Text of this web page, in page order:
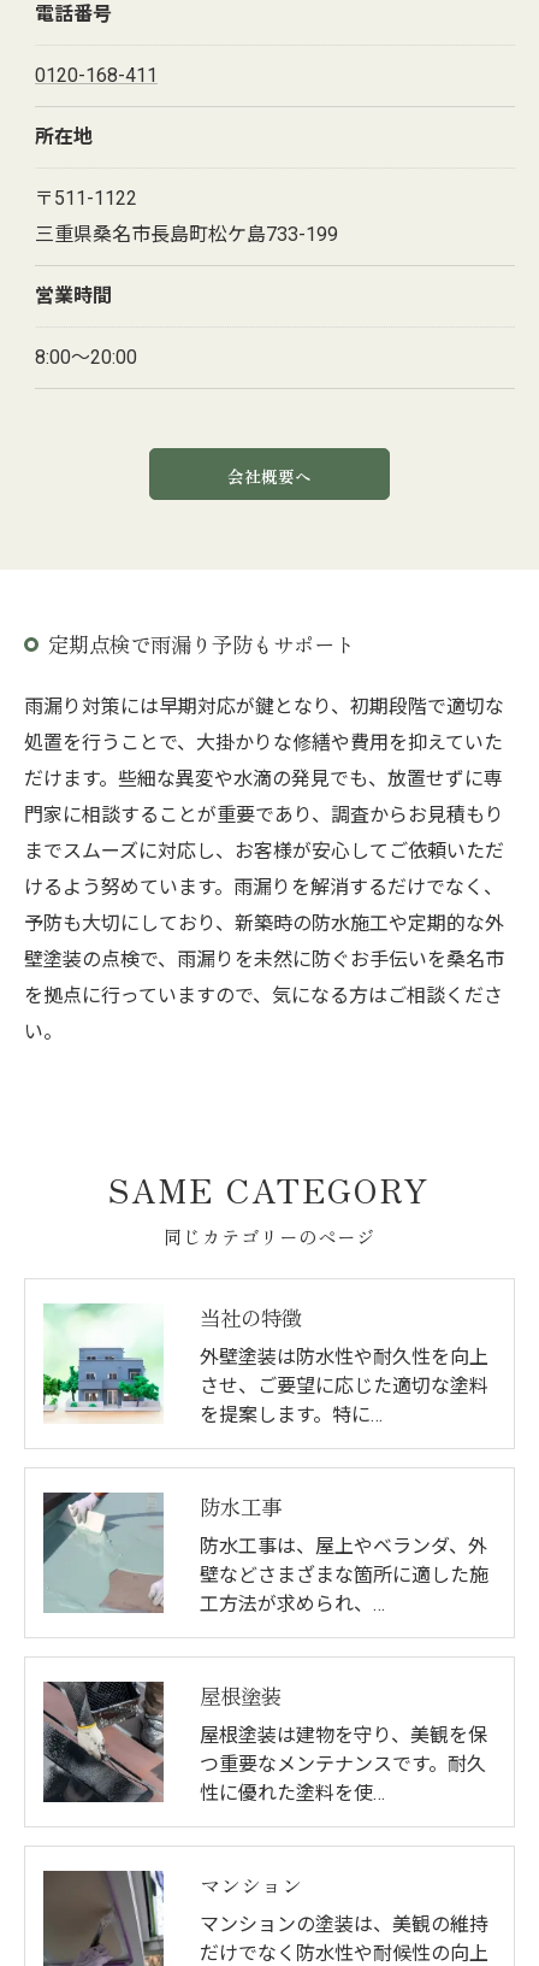
電話番号
0120-168-411
所在地
〒511-1122
三重県桑名市長島町松ケ島733-199
営業時間
8:00～20:00
会社概要へ
定期点検で雨漏り予防もサポート
雨漏り対策には早期対応が鍵となり、初期段階で適切な
処置を行うことで、大掛かりな修繕や費用を抑えていた
だけます。些細な異変や水滴の発見でも、放置せずに専
門家に相談することが重要であり、調査からお見積もり
までスムーズに対応し、お客様が安心してご依頼いただ
けるよう努めています。雨漏りを解消するだけでなく、
予防も大切にしており、新築時の防水施工や定期的な外
壁塗装の点検で、雨漏りを未然に防ぐお手伝いを桑名市
を拠点に行っていますので、気になる方はご相談くださ
い。
同じカテゴリーのページ
SAME CATEGORY
当社の特徴
外壁塗装は防水性や耐久性を向上
させ、ご要望に応じた適切な塗料
を提案します。特に…
防水工事
防水工事は、屋上やベランダ、外
壁などさまざまな箇所に適した施
工方法が求められ、…
屋根塗装
屋根塗装は建物を守り、美観を保
つ重要なメンテナンスです。耐久
性に優れた塗料を使…
マンション
マンションの塗装は、美観の維持
だけでなく防水性や耐候性の向上